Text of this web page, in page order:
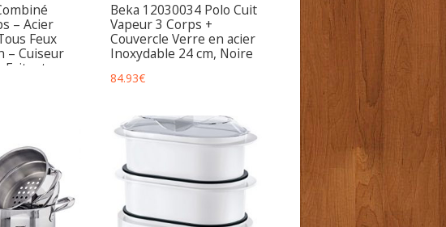
– Acier
Feux
– Cuiseur
Beka 12030034 Polo Cuit
Vapeur 3 Corps +
Couvercle Verre en acier
Inoxydable 24 cm, Noire
84.93€